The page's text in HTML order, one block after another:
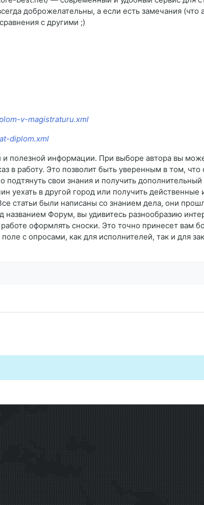
доброжелательны, а если есть замечания (что
с другими ;)
v-magistraturu.xml
diplom.xml
полезной информации. При выборе автора вы
в работу. Это позволит быть уверенным в том,
свои знания и получить
в другой город или получить действенные
статьи были написаны со знанием дела, они
названием Форум, вы удивитесь разнообразию
оформлять сноски. Это точно принесет вам
с опросами, как для исполнителей, так и для